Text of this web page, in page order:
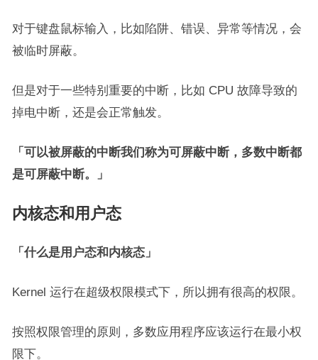
对于键盘鼠标输入，比如陷阱、错误、异常等情况，会
被临时屏蔽。
但是对于一些特别重要的中断，比如 CPU 故障导致的
掉电中断，还是会正常触发。
「可以被屏蔽的中断我们称为可屏蔽中断，多数中断都
是可屏蔽中断。」
内核态和用户态
「什么是用户态和内核态」
Kernel 运行在超级权限模式下，所以拥有很高的权限。
按照权限管理的原则，多数应用程序应该运行在最小权
限下。